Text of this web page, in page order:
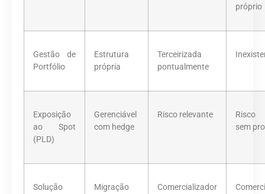
próprio
Gestão de
Portfólio
Estrutura
própria
Terceirizada
pontualmente
Exposição
ao Spot
(PLD)
Gerenciável
com hedge
Risco relevante
sem
Solução
Migração
Comercializador